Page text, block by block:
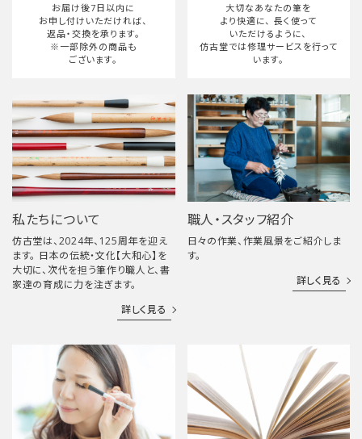
お届け後7日以内に
お申し付けいただければ、
返品・交換を承ります。
※一部除外の商品も
ございます。
大切なあなたの筆を
より快適に、 長く使って
いただけるように、
仿古堂では修理サービスを行って
います。
私たちについて
仿古堂は、2024年、125周年を迎え
ます。 日本の伝統・文化【大和心】を
大切に、次代を担う筆作り職人と、書
家達の育成に力を注ぎます。
詳しく見る
職人・スタッフ紹介
日々の作業、作業風景をご紹介しま
す。
詳しく見る